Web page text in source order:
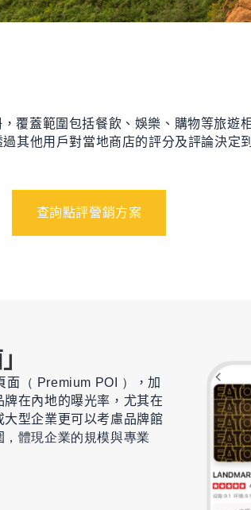
，覆蓋範圍包括餐飲、娛樂、購物等旅遊
過其他用戶對當地商店的評分及評論決定
查詢點評營銷方案
面 （ Premium POI ）
，加
在內地的曝光率， 尤其在
型企業更可以考慮品牌館
， 體現企業的規模與專業